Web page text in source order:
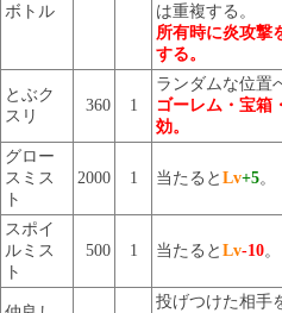
ボトル
は重複する。
所有時に炎攻撃
する。
とぶク
スリ
360 1
ランダムな位置
ゴーレム・宝箱
効。
グロー
スミス
ト
2000 1 当たると Lv+5。
スポイ
ルミス
ト
500 1 当たると Lv-10。
投げつけた相手